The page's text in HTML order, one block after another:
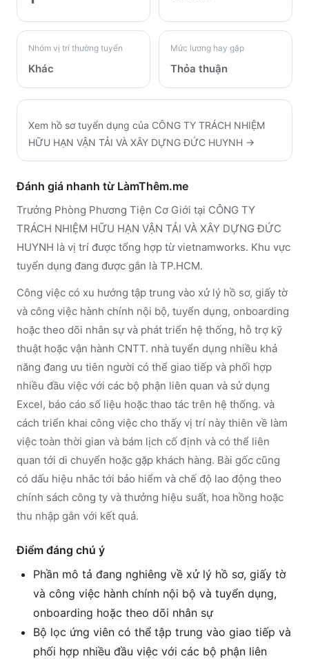
Nhóm vị trí thường tuyển
Khác
Mức lương hay gặp
Thỏa thuận
Xem hồ sơ tuyển dụng của CÔNG TY TRÁCH NHIỆM
HỮU HẠN VẬN TẢI VÀ XÂY DỰNG ĐỨC HUYNH →
Đánh giá nhanh từ LàmThêm.me
Trưởng Phòng Phương Tiện Cơ Giới tại CÔNG TY
TRÁCH NHIỆM HỮU HẠN VẬN TẢI VÀ XÂY DỰNG ĐỨC
HUYNH là vị trí được tổng hợp từ vietnamworks. Khu vực
tuyển dụng đang được gắn là TP.HCM.
Công việc có xu hướng tập trung vào xử lý hồ sơ, giấy tờ
và công việc hành chính nội bộ, tuyển dụng, onboarding
hoặc theo dõi nhân sự và phát triển hệ thống, hỗ trợ kỹ
thuật hoặc vận hành CNTT. nhà tuyển dụng nhiều khả
năng đang ưu tiên người có thể giao tiếp và phối hợp
nhiều đầu việc với các bộ phận liên quan và sử dụng
Excel, báo cáo số liệu hoặc thao tác trên hệ thống. và
cách triển khai công việc cho thấy vị trí này thiên về làm
việc toàn thời gian và bám lịch cố định và có thể liên
quan tới di chuyển hoặc gặp khách hàng. Bài gốc cũng
có dấu hiệu nhắc tới bảo hiểm và chế độ lao động theo
chính sách công ty và thưởng hiệu suất, hoa hồng hoặc
thu nhập gắn với kết quả.
Điểm đáng chú ý
Phần mô tả đang nghiêng về xử lý hồ sơ, giấy tờ
và công việc hành chính nội bộ và tuyển dụng,
onboarding hoặc theo dõi nhân sự
Bộ lọc ứng viên có thể tập trung vào giao tiếp và
phối hợp nhiều đầu việc với các bộ phận liên